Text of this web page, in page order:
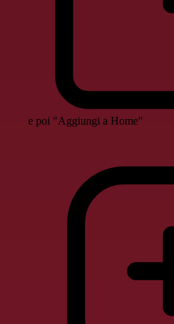
e poi "Aggiungi a Home"